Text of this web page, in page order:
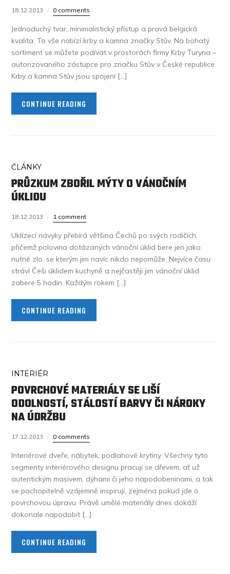
18.12.2013 0 comments
Jednoduchý tvar, minimalistický přístup a pravá belgická
kvalita. To vše nabízí krby a kamna značky Stûv. Na bohatý
sortiment se můžete podívat v prostorách firmy Krby Turyna –
autorizovaného zástupce pro značku Stûv v České republice.
Krby a kamna Stûv jsou spojení […]
CONTINUE READING
ČLÁNKY
PRŮZKUM ZBOŘIL MÝTY O VÁNOČNÍM
ÚKLIDU
18.12.2013 1 comment
Uklízecí návyky přebírá většina Čechů po svých rodičích,
přičemž polovina dotázaných vánoční úklid bere jen jako
nutné zlo, se kterým jim navíc nikdo nepomůže. Nejvíce času
stráví Češi úklidem kuchyně a nejčastěji jim vánoční úklid
zabere 5 hodin. Každým rokem […]
CONTINUE READING
INTERIÉR
POVRCHOVÉ MATERIÁLY SE LIŠÍ
ODOLNOSTÍ, STÁLOSTÍ BARVY ČI NÁROKY
NA ÚDRŽBU
17.12.2013 0 comments
Interiérové dveře, nábytek, podlahové krytiny. Všechny tyto
segmenty interiérového designu pracují se dřevem, ať už
autentickým masivem, dýhami či jeho napodobeninami, a tak
se pochopitelně vzájemně inspirují, zejména pokud jde o
povrchovou úpravu. Právě umělé materiály dnes dokáží
dokonale napodobit […]
CONTINUE READING